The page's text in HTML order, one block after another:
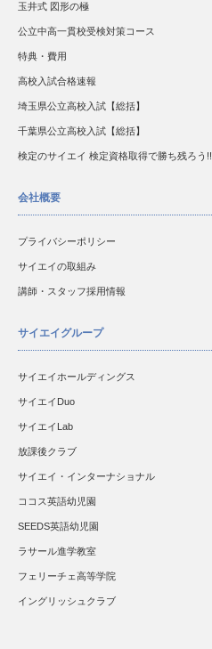
玉井式 図形の極
公立中高一貫校受検対策コース
特典・費用
高校入試合格速報
埼玉県公立高校入試【総括】
千葉県公立高校入試【総括】
検定のサイエイ 検定資格取得で勝ち残ろう!!
会社概要
プライバシーポリシー
サイエイの取組み
講師・スタッフ採用情報
サイエイグループ
サイエイホールディングス
サイエイDuo
サイエイLab
放課後クラブ
サイエイ・インターナショナル
ココス英語幼児園
SEEDS英語幼児園
ラサール進学教室
フェリーチェ高等学院
イングリッシュクラブ